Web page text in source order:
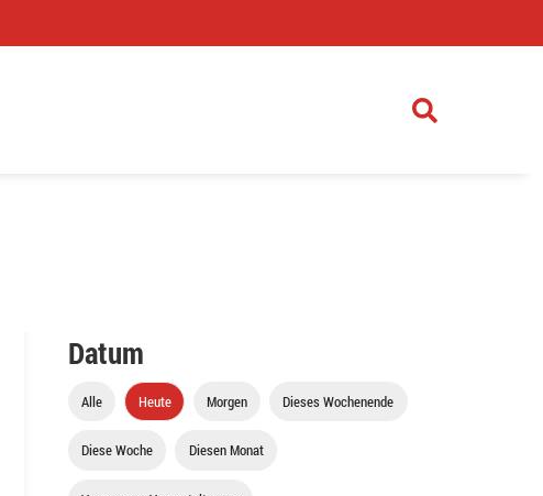
Datum
Alle Heute Morgen Dieses Wochenende
Diese Woche Diesen Monat